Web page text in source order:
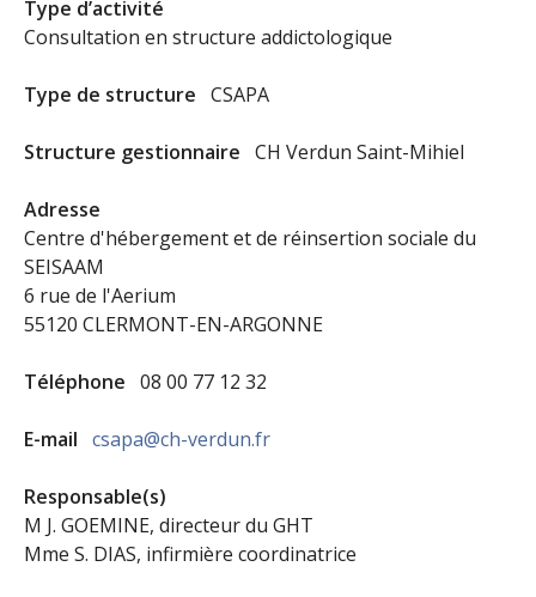
Type d’activité
Consultation en structure addictologique
Type de structure CSAPA
Structure gestionnaire CH Verdun Saint-Mihiel
Adresse
Centre d'hébergement et de réinsertion sociale du
SEISAAM
6 rue de l'Aerium
55120 CLERMONT-EN-ARGONNE
Téléphone 08 00 77 12 32
E-mail csapa@ch-verdun.fr
Responsable(s)
M J. GOEMINE, directeur du GHT
Mme S. DIAS, infirmière coordinatrice